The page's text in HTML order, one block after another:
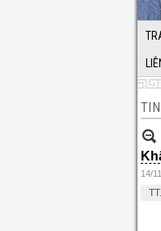
14/